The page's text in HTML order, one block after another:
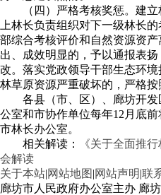
（四）严格考核奖惩。建
上林长负责组织对下一级林长
部综合考核评价和自然资源资
出、成效明显的，予以通报表
改。落实党政领导干部生态环
林草原资源严重破坏的，严格按
各县（市、区）、廊坊开
公室和市协作单位每年12月底
市林长办公室。
相关解读：
《关于全面推
会解读
关于本站|网站地图 |网站声明|联
廊坊市人民政府办公室主办 廊